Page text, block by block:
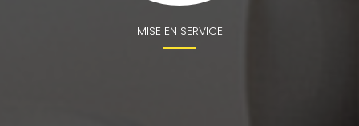
MISE EN SERVICE